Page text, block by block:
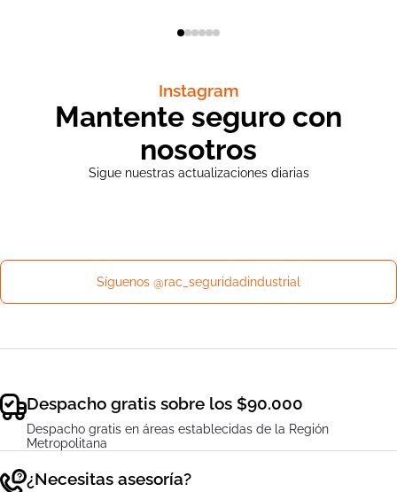
Instagram
Mantente seguro con
nosotros
Sigue nuestras actualizaciones diarias
Síguenos @rac_seguridadindustrial
Despacho gratis sobre los $90.000
Despacho gratis en áreas establecidas de la Región
Metropolitana
¿Necesitas asesoría?